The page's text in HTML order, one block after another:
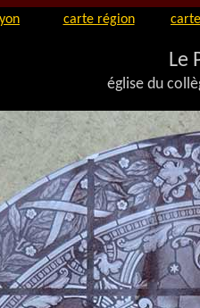
carte région
Le
église du